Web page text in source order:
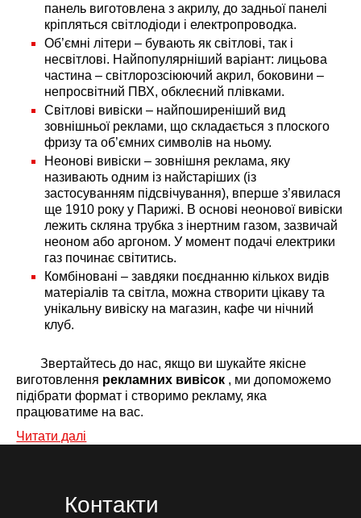
панель виготовлена ​​з акрилу, до задньої панелі
кріпляться світлодіоди і електропроводка.
Об’ємні літери – бувають як світлові, так і
несвітлові. Найпопулярніший варіант: лицьова
частина – світлорозсіюючий акрил, боковини –
непросвітний ПВХ, обклеєний плівками.
Світлові вивіски – найпоширеніший вид
зовнішньої реклами, що складається з плоского
фризу та об’ємних символів на ньому.
Неонові вивіски – зовнішня реклама, яку
називають одним із найстаріших (із
застосуванням підсвічування), вперше з’явилася
ще 1910 року у Парижі. В основі неонової вивіски
лежить скляна трубка з інертним газом, зазвичай
неоном або аргоном. У момент подачі електрики
газ починає світитись.
Комбіновані – завдяки поєднанню кількох видів
матеріалів та світла, можна створити цікаву та
унікальну вивіску на магазин, кафе чи нічний
клуб.
Звертайтесь до нас, якщо ви шукайте якісне
виготовлення рекламних вивісок , ми допоможемо
підібрати формат і створимо рекламу, яка
працюватиме на вас.
Читати далі
Контакти